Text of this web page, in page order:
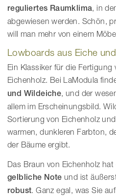
reguliertes Raumklima, in
abgewiesen werden. Schön,
will man mehr von einem
Lowboards aus Eiche
Ein Klassiker für die
Eichenholz. Bei LaModula
und Wildeiche, und der
allem im Erscheinungsbild.
Sortierung von Eichenholz
warmen, dunkleren Farbton,
der Bäume ergibt.
Das Braun von Eichenholz
gelbliche Note und ist
robust. Ganz egal, was Sie